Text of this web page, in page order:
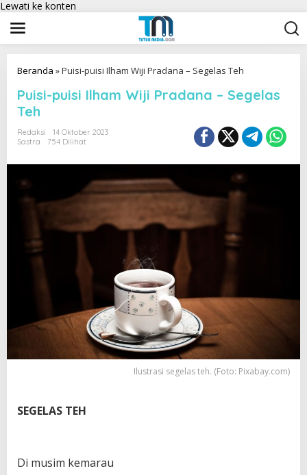
Lewati ke konten
Beranda »Puisi-puisi Ilham Wiji Pradana – Segelas Teh
Puisi-puisi Ilham Wiji Pradana – Segelas
Teh
Redaksi
14 Oktober 2023
Sastra
754 Dilihat
Ilustrasi segelas teh. (Foto: Pixabay.com)
SEGELAS TEH
Di musim kemarau